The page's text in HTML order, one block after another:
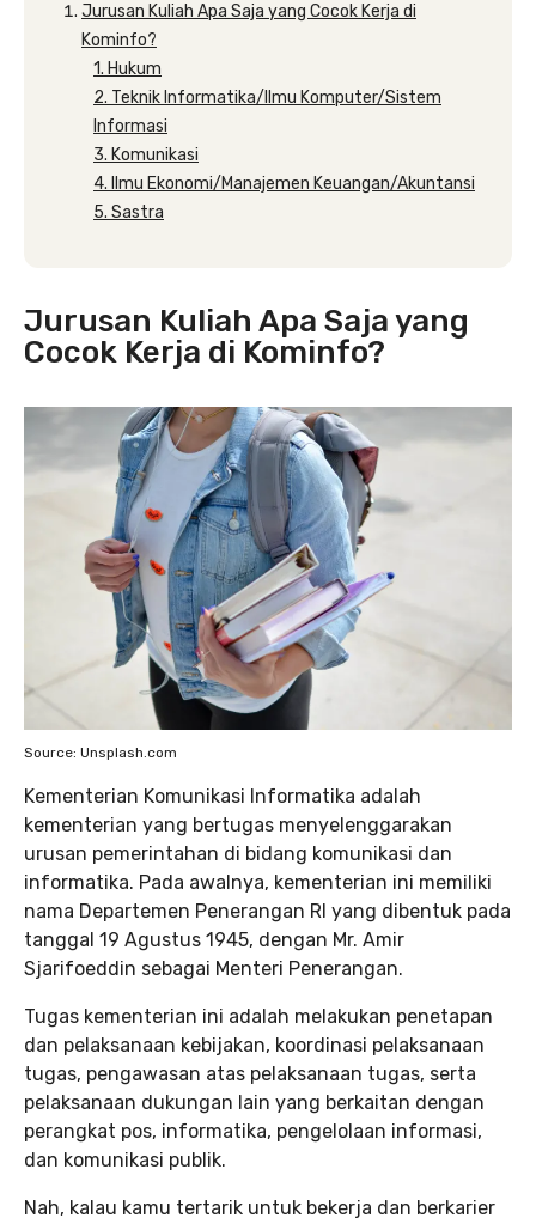
Jurusan Kuliah Apa Saja yang Cocok Kerja di
Kominfo?
1. Hukum
2. Teknik Informatika/Ilmu Komputer/Sistem
Informasi
3. Komunikasi
4. Ilmu Ekonomi/Manajemen Keuangan/Akuntansi
5. Sastra
Jurusan Kuliah Apa Saja yang
Cocok Kerja di Kominfo?
Source: Unsplash.com
Kementerian Komunikasi Informatika adalah
kementerian yang bertugas menyelenggarakan
urusan pemerintahan di bidang komunikasi dan
informatika. Pada awalnya, kementerian ini memiliki
nama Departemen Penerangan RI yang dibentuk pada
tanggal 19 Agustus 1945, dengan Mr. Amir
Sjarifoeddin sebagai Menteri Penerangan.
Tugas kementerian ini adalah melakukan penetapan
dan pelaksanaan kebijakan, koordinasi pelaksanaan
tugas, pengawasan atas pelaksanaan tugas, serta
pelaksanaan dukungan lain yang berkaitan dengan
perangkat pos, informatika, pengelolaan informasi,
dan komunikasi publik.
Nah, kalau kamu tertarik untuk bekerja dan berkarier